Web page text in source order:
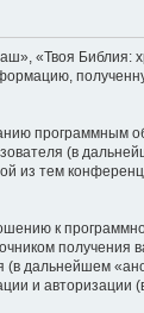
«Твоя Библия:
программным
(в
тем
к
дальнейшем
и